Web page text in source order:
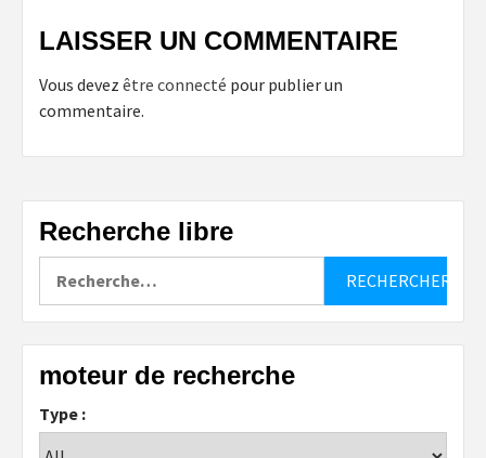
LAISSER UN COMMENTAIRE
Vous devez être connecté pour publier un
commentaire.
Recherche libre
moteur de recherche
Type :